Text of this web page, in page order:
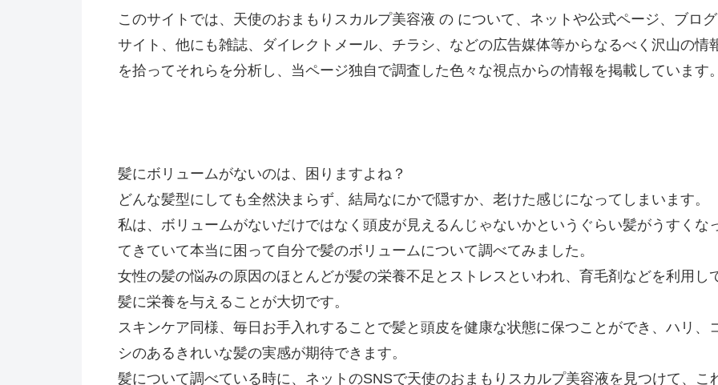
このサイトでは、天使のおまもりスカルプ美容液 の について、ネットや公式ページ、ブロ
サイト、他にも雑誌、ダイレクトメール、チラシ、などの広告媒体等からなるべく沢山の情
を拾ってそれらを分析し、当ページ独自で調査した色々な視点からの情報を掲載しています
髪にボリュームがないのは、困りますよね？
どんな髪型にしても全然決まらず、結局なにかで隠すか、老けた感じになってしまいます。
私は、ボリュームがないだけではなく頭皮が見えるんじゃないかというぐらい髪がうすくな
てきていて本当に困って自分で髪のボリュームについて調べてみました。
女性の髪の悩みの原因のほとんどが髪の栄養不足とストレスといわれ、育毛剤などを利用し
髪に栄養を与えることが大切です。
スキンケア同様、毎日お手入れすることで髪と頭皮を健康な状態に保つことができ、ハリ、
シのあるきれいな髪の実感が期待できます。
髪について調べている時に、ネットのSNSで天使のおまもりスカルプ美容液を見つけて、こ